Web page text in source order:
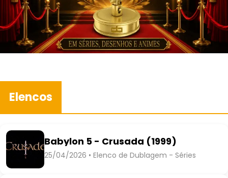
Elencos
Babylon 5 - Crusada (1999)
25/04/2026 • Elenco de Dublagem - Séries